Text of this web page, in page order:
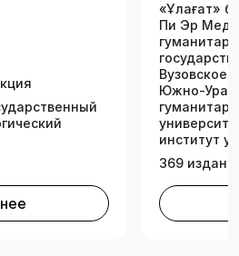
«Ұлағат»
Пи Эр
Вузовское
Южно-
институт
369